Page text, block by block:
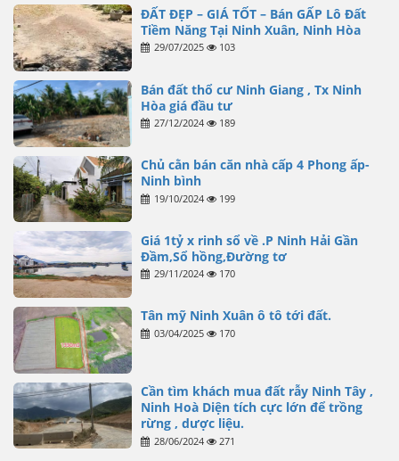
ĐẤT ĐẸP – GIÁ TỐT – Bán GẤP Lô Đất
Tiềm Năng Tại Ninh Xuân, Ninh Hòa
29/07/2025 103
Bán đất thổ cư Ninh Giang , Tx Ninh
Hòa giá đầu tư
27/12/2024 189
Chủ cằn bán căn nhà cấp 4 Phong ấp-
Ninh bình
19/10/2024 199
Giá 1tỷ x rinh sổ về .P Ninh Hải Gần
Đầm,Sổ hồng,Đường tơ
29/11/2024 170
Tân mỹ Ninh Xuân ô tô tới đất.
03/04/2025 170
Cần tìm khách mua đất rẫy Ninh Tây ,
Ninh Hoà Diện tích cực lớn để trồng
rừng , dược liệu.
28/06/2024 271